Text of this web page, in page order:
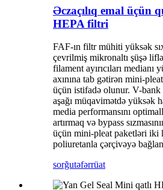
Əczaçılıq emal üçün
HEPA filtri
FAF-ın filtr mühiti yüksək
çevrilmiş mikronaltı şüşə
filament ayırıcıları medianı
axınına tab gətirən mini-
üçün istifadə olunur. V-bank
aşağı müqavimətdə yüksək
media performansını
artırmaq və bypass
üçün mini-pleat paketləri iki
poliuretanla çərçivəyə
sorğutəfərrüat